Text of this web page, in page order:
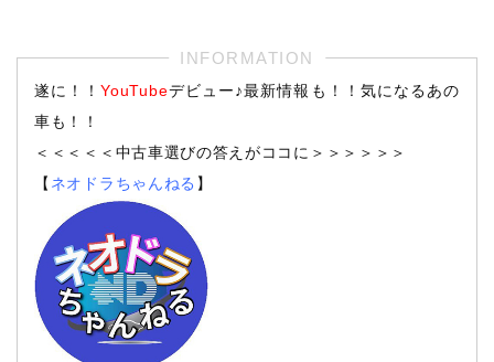
遂に！！YouTubeデビュー♪最新情報も！！気になるあの
車も！！
＜＜＜＜＜中古車選びの答えがココに＞＞＞＞＞＞
【 ネオドラちゃんねる 】